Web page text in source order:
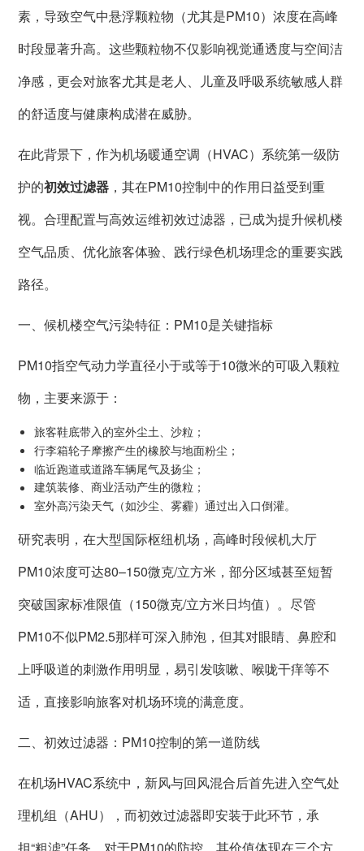
素，导致空气中悬浮颗粒物（尤其是PM10）浓度在高峰
时段显著升高。这些颗粒物不仅影响视觉通透度与空间洁
净感，更会对旅客尤其是老人、儿童及呼吸系统敏感人群
的舒适度与健康构成潜在威胁。
在此背景下，作为机场暖通空调（HVAC）系统第一级防
护的初效过滤器 ，其在PM10控制中的作用日益受到重
视。合理配置与高效运维初效过滤器，已成为提升候机楼
空气品质、优化旅客体验、践行绿色机场理念的重要实践
路径。
一、候机楼空气污染特征：PM10是关键指标
PM10指空气动力学直径小于或等于10微米的可吸入颗粒
物，主要来源于：
旅客鞋底带入的室外尘土、沙粒；
行李箱轮子摩擦产生的橡胶与地面粉尘；
临近跑道或道路车辆尾气及扬尘；
建筑装修、商业活动产生的微粒；
室外高污染天气（如沙尘、雾霾）通过出入口倒灌。
研究表明，在大型国际枢纽机场，高峰时段候机大厅
PM10浓度可达80–150微克/立方米，部分区域甚至短暂
突破国家标准限值（150微克/立方米日均值）。尽管
PM10不似PM2.5那样可深入肺泡，但其对眼睛、鼻腔和
上呼吸道的刺激作用明显，易引发咳嗽、喉咙干痒等不
适，直接影响旅客对机场环境的满意度。
二、初效过滤器：PM10控制的第一道防线
在机场HVAC系统中，新风与回风混合后首先进入空气处
理机组（AHU），而初效过滤器即安装于此环节，承